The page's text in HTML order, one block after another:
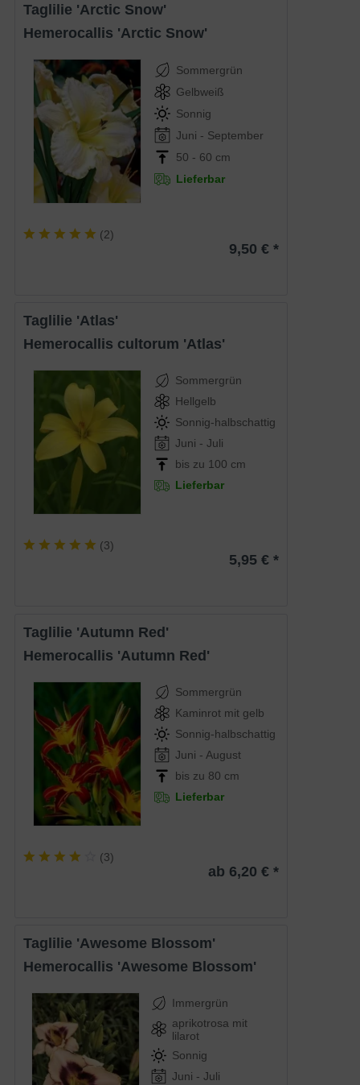
Taglilie 'Arctic Snow'
Hemerocallis 'Arctic Snow'
Sommergrün
Gelbweiß
Sonnig
Juni - September
50 - 60 cm
Lieferbar
(2)
9,50 € *
Taglilie 'Atlas'
Hemerocallis cultorum 'Atlas'
Sommergrün
Hellgelb
Sonnig-halbschattig
Juni - Juli
bis zu 100 cm
Lieferbar
(3)
5,95 € *
Taglilie 'Autumn Red'
Hemerocallis 'Autumn Red'
Sommergrün
Kaminrot mit gelb
Sonnig-halbschattig
Juni - August
bis zu 80 cm
Lieferbar
(3)
ab 6,20 € *
Taglilie 'Awesome Blossom'
Hemerocallis 'Awesome Blossom'
Immergrün
aprikotrosa mit
lilarot
Sonnig
Juni - Juli